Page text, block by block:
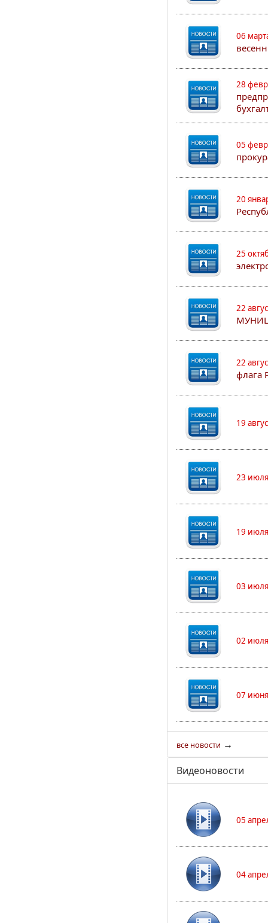
06
28
05
20
25
22
22
флага
19
23
19
03
02
07
все новости →
Видеоновости
05
04